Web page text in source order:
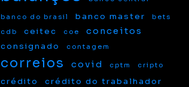
banco do brasil banco master
bets
cdb
ceitec coe conceitos
consignado contagem
correios covid cptm cripto
crédito
crédito do trabalhador